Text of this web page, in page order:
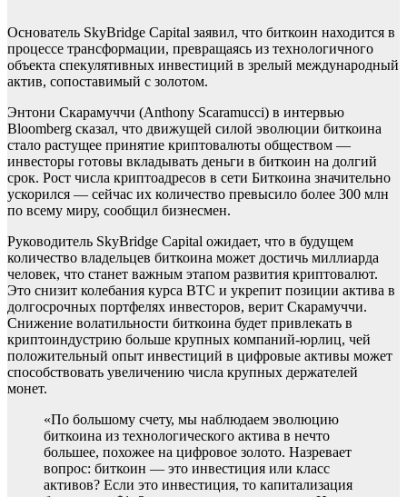
Основатель SkyBridge Capital заявил, что биткоин находится в
процессе трансформации, превращаясь из технологичного
объекта спекулятивных инвестиций в зрелый международный
актив, сопоставимый с золотом.
Энтони Скарамуччи (Anthony Scaramucci) в интервью
Bloomberg сказал, что движущей силой эволюции биткоина
стало растущее принятие криптовалюты обществом —
инвесторы готовы вкладывать деньги в биткоин на долгий
срок. Рост числа криптоадресов в сети Биткоина значительно
ускорился — сейчас их количество превысило более 300 млн
по всему миру, сообщил бизнесмен.
Руководитель SkyBridge Capital ожидает, что в будущем
количество владельцев биткоина может достичь миллиарда
человек, что станет важным этапом развития криптовалют.
Это снизит колебания курса BTC и укрепит позиции актива в
долгосрочных портфелях инвесторов, верит Скарамуччи.
Снижение волатильности биткоина будет привлекать в
криптоиндустрию больше крупных компаний-юрлиц, чей
положительный опыт инвестиций в цифровые активы может
способствовать увеличению числа крупных держателей
монет.
«По большому счету, мы наблюдаем эволюцию
биткоина из технологического актива в нечто
большее, похожее на цифровое золото. Назревает
вопрос: биткоин — это инвестиция или класс
активов? Если это инвестиция, то капитализация